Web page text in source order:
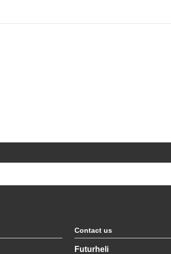
Contact us
Futurheli